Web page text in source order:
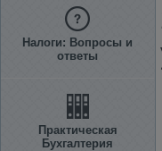
Налоги: Вопросы и
ответы
Практическая
Бухгалтерия